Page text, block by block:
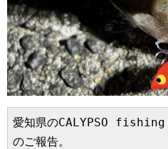
愛知県のCALYPSO
のご報告。